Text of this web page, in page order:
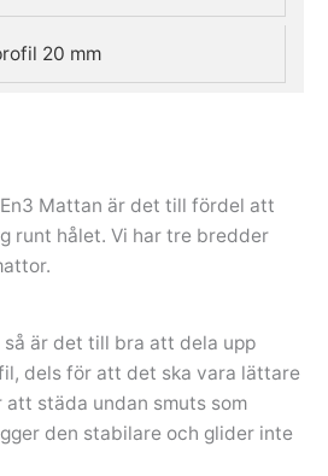
20 mm
Mattan är det till fördel att
runt hålet. Vi har tre bredder
är det till bra att dela upp
dels för att det ska vara lättare
städa undan smuts som
den stabilare och glider inte